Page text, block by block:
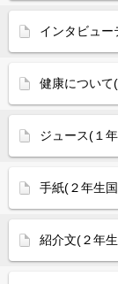
インタビュー
健康について
ジュース(１
手紙(２年生
紹介文(２年